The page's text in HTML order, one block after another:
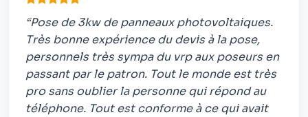
“Pose de 3kw de panneaux photovoltaiques.
Très bonne expérience du devis à la pose,
personnels très sympa du vrp aux poseurs en
passant par le patron. Tout le monde est très
pro sans oublier la personne qui répond au
téléphone. Tout est conforme à ce qui avait